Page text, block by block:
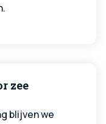
zee
blijven we